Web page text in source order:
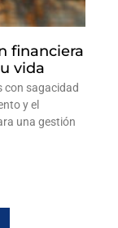
financiera
vida
con sagacidad
y el
una gestión